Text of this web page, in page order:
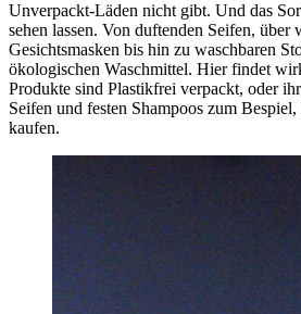
Unverpackt-Läden nicht gibt. Und das
sehen lassen. Von duftenden Seifen, über
Gesichtsmasken bis hin zu waschbaren
ökologischen Waschmittel. Hier findet
Produkte sind Plastikfrei verpackt, oder
Seifen und festen Shampoos zum
kaufen.